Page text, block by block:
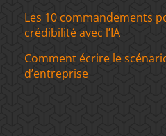
Les 10 commandements
crédibilité avec l’IA
Comment écrire le
d’entreprise